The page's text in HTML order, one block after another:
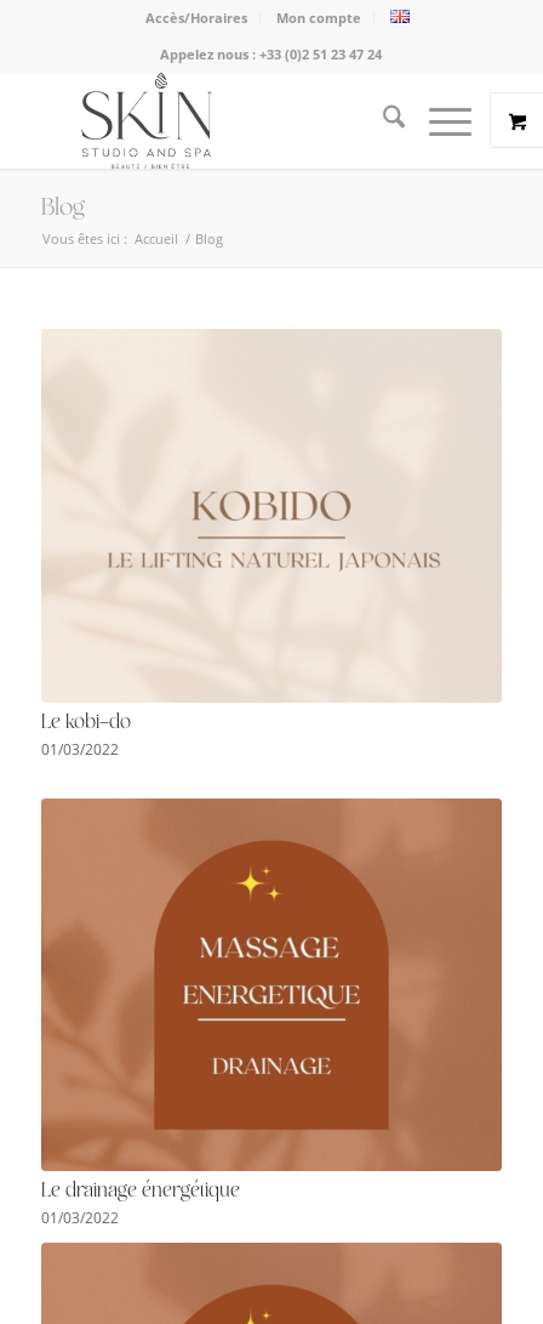
Accès/Horaires
Mon compte
Appelez nous :+33 (0)2 51 23 47 24
Blog
Vous êtes ici : Accueil / Blog
Le kobi-do
01/03/2022
Le drainage énergétique
01/03/2022